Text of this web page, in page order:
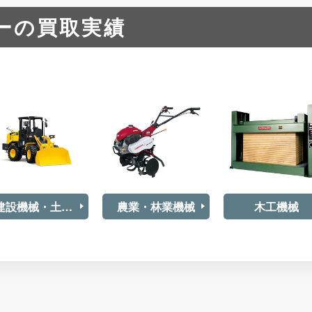
の買取実績
建設機械・土木重機 農業・林業機械 木工機械